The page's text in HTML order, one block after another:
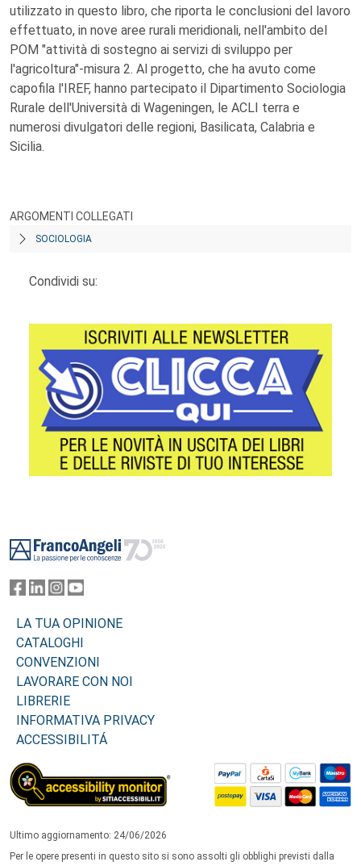
utilizzato in questo libro, che riporta le conclusioni del lavoro
effettuato, in nove aree rurali meridionali, nell'ambito del
POM "attività di sostegno ai servizi di sviluppo per
l'agricoltura"-misura 2. Al progetto, che ha avuto come
capofila l'IREF, hanno partecipato il Dipartimento Sociologia
Rurale dell'Università di Wageningen, le ACLI terra e
numerosi divulgatori delle regioni, Basilicata, Calabria e
Sicilia.
ARGOMENTI COLLEGATI
SOCIOLOGIA
Condividi su:
LA TUA OPINIONE
CATALOGHI
CONVENZIONI
LAVORARE CON NOI
LIBRERIE
INFORMATIVA PRIVACY
ACCESSIBILITÁ
Ultimo aggiornamento: 24/06/2026
Per le opere presenti in questo sito si sono assolti gli obblighi previsti dalla